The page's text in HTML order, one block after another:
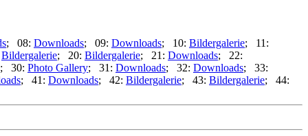
; 08: Downloads; 09: Downloads; 10: Bildergalerie; 11:
Bildergalerie; 20: Bildergalerie; 21: Downloads; 22:
; 30: Photo Gallery; 31: Downloads; 32: Downloads; 33:
; 41: Downloads; 42: Bildergalerie; 43: Bildergalerie; 44: